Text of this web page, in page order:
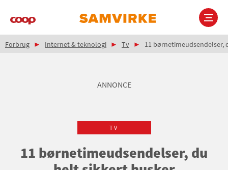
Main
Brødkrumme
Forbrug Internet & teknologi Tv 11 børnetimeudsendelser,
ANNONCE
TV
11 børnetimeudsendelser, du